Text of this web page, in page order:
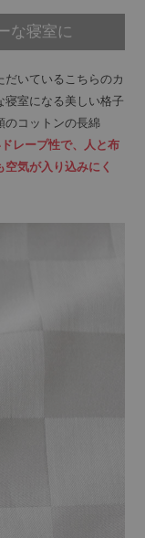
な寝室に
いているこちらのカ
寝室になる美しい格子
のコットンの長綿
レープ性で、人と布
気が入り込みにく